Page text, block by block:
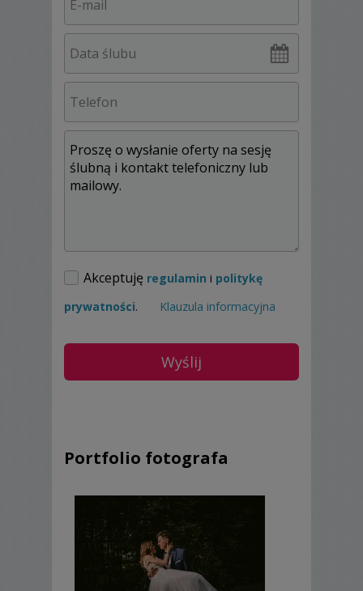
Akceptuję regulamin i politykę
prywatności. Klauzula informacyjna
Portfolio fotografa